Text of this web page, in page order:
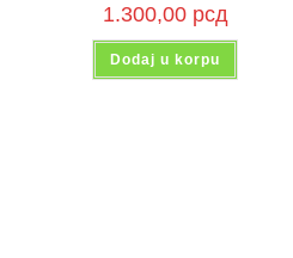
1.300,00 рсд
Dodaj u korpu